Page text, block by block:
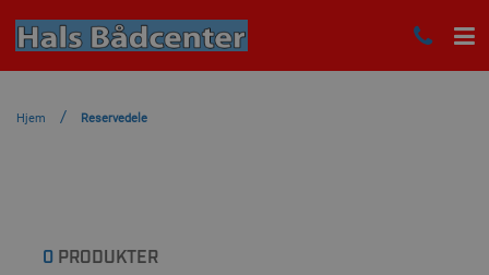
Hjem Reservedele
0 PRODUKTER